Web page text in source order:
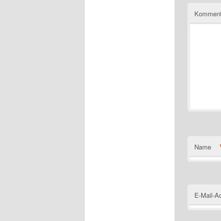
Name
E-Mail-